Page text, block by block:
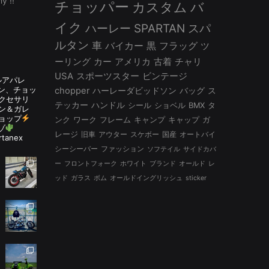
パレ
、チョッ
セサリ
＆ガレ
ップ
チョッパー カスタム バ
イク ハーレー SPARTAN スパ
ルタン 車 バイカー 黒 フラッグ ツ
ーリング カー アメリカ 古着 チャリ
USA スポーツスター ビンテージ
chopper ハーレーダビッドソン バッグ ス
テッカー ハンドル シール ショベル BMX タ
ンク ワーク フレーム キャンプ キャップ ガ
レージ
旧車 アウター スケボー 国産 オートバイ
シーシーバー ファッション ソフテイル サイドカバ
ー フロントフォーク ホワイト ブランド オールド レ
ッド ガラス ボム オールドイングリッシュ sticker